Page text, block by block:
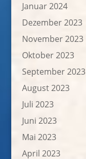
Januar 2024
Dezember 2023
November 2023
Oktober 2023
September 2023
August 2023
Juli 2023
Juni 2023
Mai 2023
April 2023